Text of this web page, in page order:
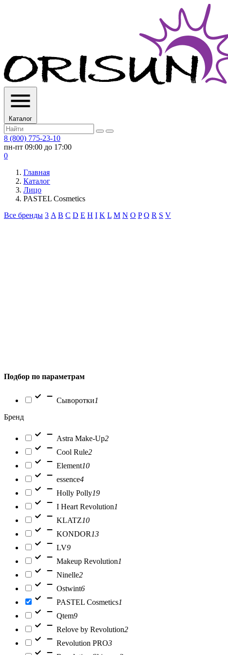
Каталог
8 (800) 775-23-10
пн-пт 09:00 до 17:00
0
Главная
Каталог
Лицо
PASTEL Cosmetics
Все бренды 3 A B C D E H I K L M N O P Q R S V
Подбор по параметрам
Сыворотки1
Бренд
Astra Make-Up2
Cool Rule2
Element10
essence4
Holly Polly19
I Heart Revolution1
KLATZ10
KONDOR 13
LV9
Makeup Revolution1
Ninelle2
Ostwint6
PASTEL Cosmetics1
Qtem9
Relove by Revolution2
Revolution PRO3